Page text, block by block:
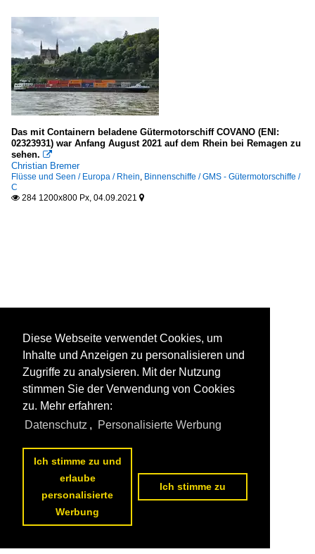
Das mit Containern beladene Gütermotorschiff COVANO (ENI:
02323931) war Anfang August 2021 auf dem Rhein bei Remagen zu
sehen. 
Christian Bremer
Flüsse und Seen / Europa / Rhein, Binnenschiffe / GMS - Gütermotorschiffe /
C
 284 1200x800 Px, 04.09.2021 
Diese Webseite verwendet Cookies, um
Inhalte und Anzeigen zu personalisieren und
Zugriffe zu analysieren. Mit der Nutzung
stimmen Sie der Verwendung von Cookies
zu. Mehr erfahren:
Datenschutz , Personalisierte Werbung
Ich stimme zu und
erlaube
personalisierte
Werbung
Ich stimme zu